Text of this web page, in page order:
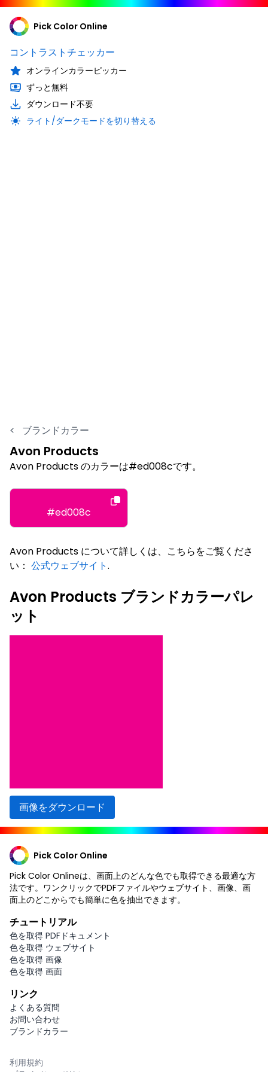
Pick Color Online
コントラストチェッカー
オンラインカラーピッカー
ずっと無料
ダウンロード不要
ライト/ダークモードを切り替える
< ブランドカラー
Avon Products
Avon Products のカラーは#ed008cです。
#ed008c
Avon Products について詳しくは、こちらをご覧くださ
い： 公式ウェブサイト.
Avon Products ブランドカラーパレ
ット
画像をダウンロード
Pick Color Online
Pick Color Onlineは、画面上のどんな色でも取得できる最適な方
法です。ワンクリックでPDFファイルやウェブサイト、画像、画
面上のどこからでも簡単に色を抽出できます。
チュートリアル
色を取得 PDFドキュメント
色を取得 ウェブサイト
色を取得 画像
色を取得 画面
リンク
よくある質問
お問い合わせ
ブランドカラー
利用規約